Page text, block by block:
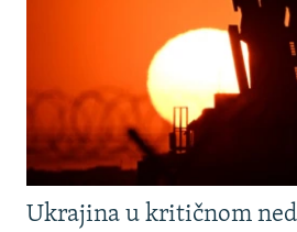
Ukrajina u kritičnom